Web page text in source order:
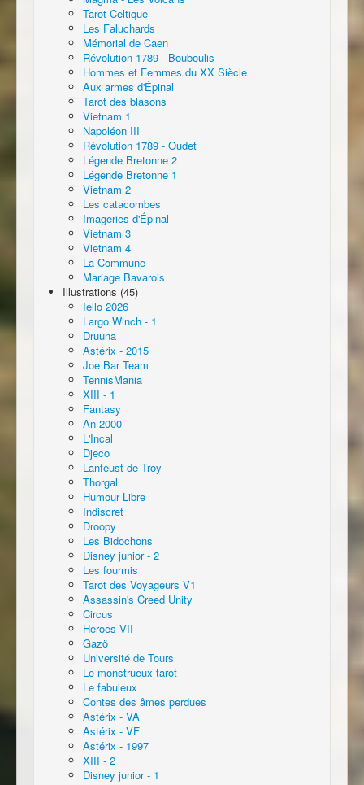
Tarot Celtique
Les Faluchards
Mémorial de Caen
Révolution 1789 - Bouboulis
Hommes et Femmes du XX Siècle
Aux armes d'Épinal
Tarot des blasons
Vietnam 1
Napoléon III
Révolution 1789 - Oudet
Légende Bretonne 2
Légende Bretonne 1
Vietnam 2
Les catacombes
Imageries d'Épinal
Vietnam 3
Vietnam 4
La Commune
Mariage Bavarois
Illustrations (45)
Iello 2026
Largo Winch - 1
Druuna
Astérix - 2015
Joe Bar Team
TennisMania
XIII - 1
Fantasy
An 2000
L'Incal
Djeco
Lanfeust de Troy
Thorgal
Humour Libre
Indiscret
Droopy
Les Bidochons
Disney junior - 2
Les fourmis
Tarot des Voyageurs V1
Assassin's Creed Unity
Circus
Heroes VII
Gazö
Université de Tours
Le monstrueux tarot
Le fabuleux
Contes des âmes perdues
Astérix - VA
Astérix - VF
Astérix - 1997
XIII - 2
Disney junior - 1